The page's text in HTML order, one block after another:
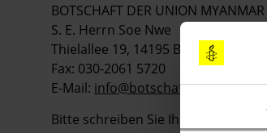
BOTSCHAFT DER UNION MYANMAR
S. E. Herrn Soe Nwe
Thielallee 19, 14195 Berlin
Fax: 030-2061 5720
E-Mail: info@botschaft-
Bitte schreiben Sie Ihre Appelle